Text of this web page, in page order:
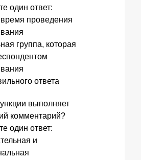
один ответ:
проведения
группа, которая
ответа
выполняет
комментарий?
один ответ:
и